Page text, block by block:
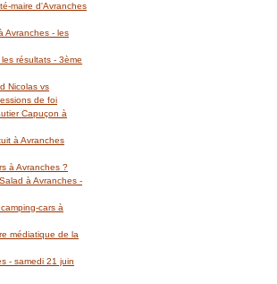
maire d'Avranches
Avranches - les
résultats - 3ème
Nicolas vs
de foi
Capuçon à
à Avranches
à Avranches ?
à Avranches -
cars à
médiatique de la
- samedi 21 juin